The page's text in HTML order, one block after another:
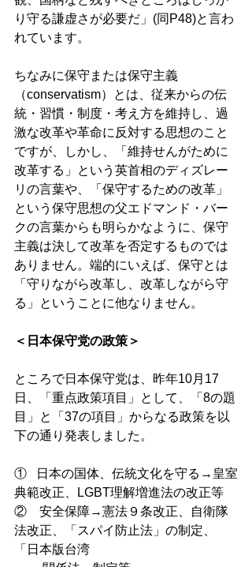
り守る謙虚さが必要だ」(同P48)と言わ
れています。
ちなみに保守または保守主義
（conservatism）とは、従来からの伝
統・習慣・制度・考え方を維持し、過
激な改革や革命に反対する思想のこと
ですが、しかし、「維持せんがために
改革する」という英首相のディズレー
リの言葉や、「保守するための改革」
という保守思想の父エドマンド・バー
クの言葉からも明らかなように、保守
主義は決して改革を否定するものでは
ありません。端的にいえば、保守とは
「守りながら改革し、改革しながら守
る」ということに他なりません。
＜日本保守党の政策＞
ところで日本保守党は、昨年10月17
日、「重点政策項目」として、「8の題
目」と「37の項目」からなる政策を以
下の通り発表しました。
①
日本の国体、伝統文化を守る→皇室
典範改正、LGBT理解増進法の改正等
② 安全保障→憲法９条改正、自衛隊
法改正、「スパイ防止法」の制定、
「日本版台湾